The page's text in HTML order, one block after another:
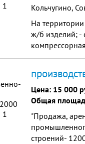
Кольчугино,
На
ж/б изделий; -
Цена: 15 000
Общая
"Продажа,
строений-